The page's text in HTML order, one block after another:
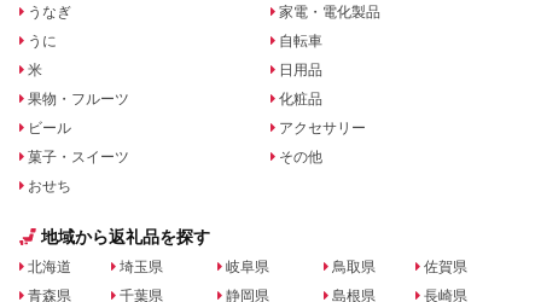
うなぎ
うに
米
果物・フルーツ
ビール
菓子・スイーツ
おせち
家電・電化製品
自転車
日用品
化粧品
アクセサリー
その他
地域から返礼品を探す
北海道
青森県
埼玉県
千葉県
岐阜県
静岡県
鳥取県
島根県
佐賀県
長崎県